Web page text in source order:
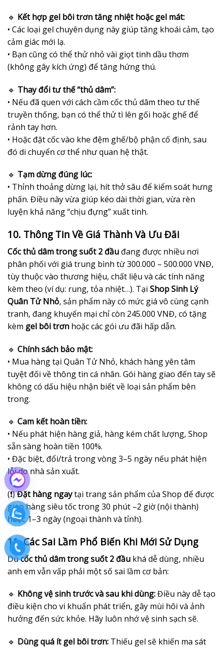
🔹 Kết hợp gel bôi trơn tăng nhiệt hoặc gel mát:
• Các loại gel chuyên dụng này giúp tăng khoái cảm, tạo
cảm giác mới lạ.
• Bạn cũng có thể thử nhỏ vài giọt tinh dầu thơm
(không gây kích ứng) để tăng hứng thú.
🔹 Thay đổi tư thế “thủ dâm”:
• Nếu đã quen với cách cầm cốc thủ dâm theo tư thế
truyền thống, bạn có thể thử tì lên gối hoặc ghế để
rảnh tay hơn.
• Hoặc đặt cốc vào khe đệm ghế/bộ phận cố định, sau
đó di chuyển cơ thể như quan hệ thật.
🔹 Tạm dừng đúng lúc:
• Thỉnh thoảng dừng lại, hít thở sâu để kiểm soát hưng
phấn. Điều này vừa giúp kéo dài thời gian, vừa rèn
luyện khả năng “chịu đựng” xuất tinh.
10. Thông Tin Về Giá Thành Và Ưu Đãi
Cốc thủ dâm trong suốt 2 đầu đang được nhiều nơi
phân phối với giá trung bình từ 300.000 – 500.000 VNĐ,
tùy thuộc vào thương hiệu, chất liệu và các tính năng
kèm theo (ví dụ: rung, tỏa nhiệt…). Tại Shop Sinh Lý
Quân Tử Nhỏ, sản phẩm này có mức giá vô cùng cạnh
tranh, đang khuyến mại chỉ còn 245.000 VNĐ, có tặng
kèm gel bôi trơn hoặc các gói ưu đãi hấp dẫn.
🔹 Chính sách bảo mật:
• Mua hàng tại Quân Tử Nhỏ, khách hàng yên tâm
tuyệt đối về thông tin cá nhân. Gói hàng giao đến tay sẽ
không có dấu hiệu nhận biết về loại sản phẩm bên
trong.
🔹 Cam kết hoàn tiền:
• Nếu phát hiện hàng giả, hàng kém chất lượng, Shop
sẵn sàng hoàn tiền 100%.
• Đặc biệt, đổi/trả trong vòng 3–5 ngày nếu phát hiện
lỗi do nhà sản xuất.
(❗)Đặt hàng ngaytại trang sản phẩm của Shop để được
giao hàng siêu tốc trong 30 phút –2 giờ (nội thành)
hoặc 1–3 ngày (ngoại thành và tỉnh).
11. Các Sai Lầm Phổ Biến Khi Mới Sử Dụng
Dùcốc thủ dâm trong suốt 2 đầu khá dễ dùng, nhiều
anh em vẫn vấp phải một số sai lầm cơ bản:
🔹 Không vệ sinh trước và sau khi dùng:Điều này dễ tạo
điều kiện cho vi khuẩn phát triển, gây mùi hôi và ảnh
hưởng đến sức khỏe. Hãy luôn nhớ vệ sinh sạch sẽ.
🔹 Dùng quá ít gel bôi trơn: Thiếu gel sẽ khiến ma sát